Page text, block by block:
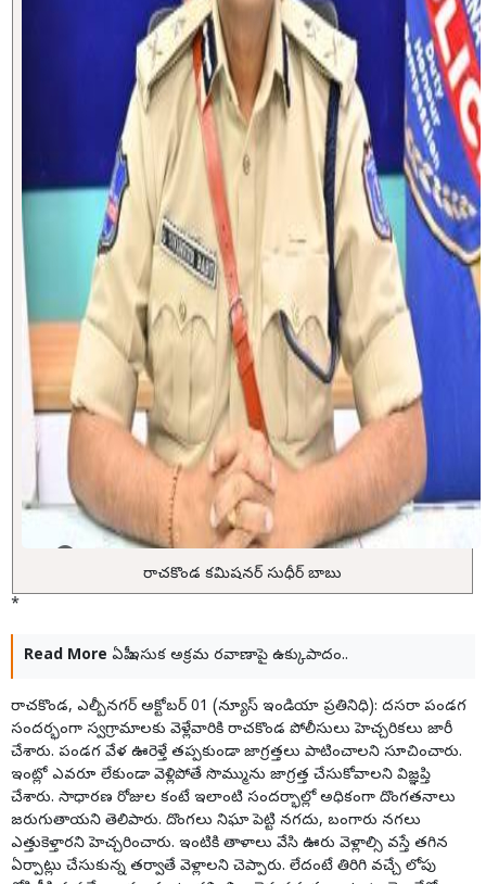
రాచకొండ కమిషనర్ సుధీర్ బాబు
*
Read More ఏపీ ఇసుక అక్రమ రవాణాపై ఉక్కుపాదం..
రాచకొండ, ఎల్బీనగర్ అక్టోబర్ 01 (న్యూస్ ఇండియా ప్రతినిధి): దసరా పండగ
సందర్భంగా స్వగ్రామాలకు వెళ్లేవారికి రాచకొండ పోలీసులు హెచ్చరికలు జారీ
చేశారు. పండగ వేళ ఊరెళ్తే తప్పకుండా జాగ్రత్తలు పాటించాలని సూచించారు.
ఇంట్లో ఎవరూ లేకుండా వెళ్లిపోతే సొమ్మును జాగ్రత్త చేసుకోవాలని విజ్ఞప్తి
చేశారు. సాధారణ రోజుల కంటే ఇలాంటి సందర్భాల్లో అధికంగా దొంగతనాలు
జరుగుతాయని తెలిపారు. దొంగలు నిఘా పెట్టి నగదు, బంగారు నగలు
ఎత్తుకెళ్తారని హెచ్చరించారు. ఇంటికి తాళాలు వేసి ఊరు వెళ్లాల్సి వస్తే తగిన
ఏర్పాట్లు చేసుకున్న తర్వాతే వెళ్లాలని చెప్పారు. లేదంటే తిరిగి వచ్చే లోపు